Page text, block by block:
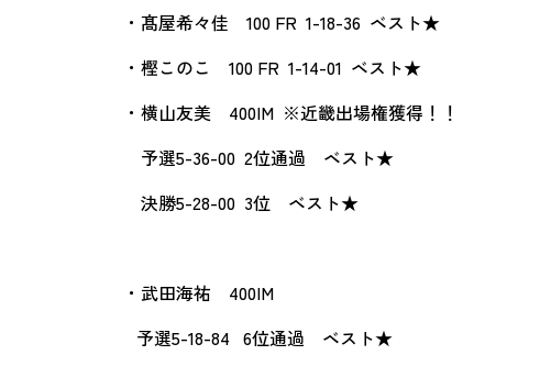
・髙屋希々佳 100 FR 1-18-36 ベスト★
・樫このこ 100 FR 1-14-01 ベスト★
・横山友美 400IM ※近畿出場権獲得！！
予選5-36-00 2位通過 ベスト★
決勝5-28-00 3位 ベスト★
・武田海祐 400IM
予選5-18-84 6位通過 ベスト★